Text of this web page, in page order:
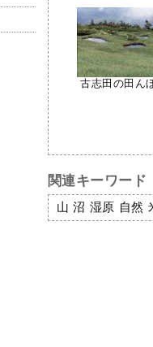
古志田の田ん
関連キーワード
山 沼 湿原 自然